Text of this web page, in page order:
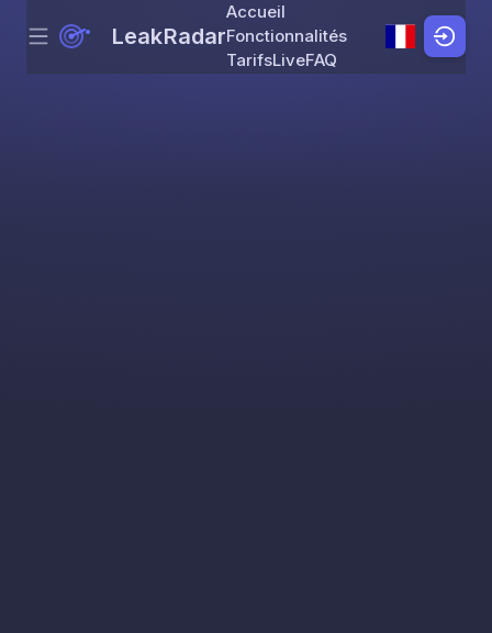
Skip to content
Menu LeakRadar
Accueil
Fonctionnalités
TarifsLiveFAQ